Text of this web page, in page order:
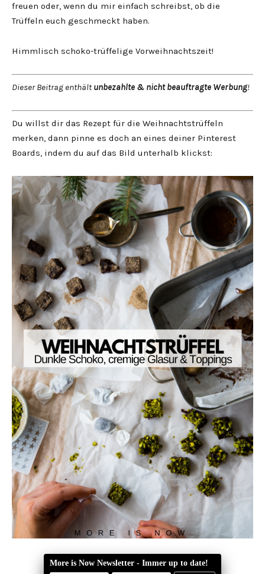
freuen oder, wenn du mir einfach schreibst, ob die
Trüffeln euch geschmeckt haben.
Himmlisch schoko-trüffelige Vorweihnachtszeit!
Dieser Beitrag enthältunbezahlte & nicht beauftragte Werbung!
Du willst dir das Rezept für die Weihnachtstrüffeln
merken, dann pinne es doch an eines deiner Pinterest
Boards, indem du auf das Bild unterhalb klickst:
More is Now Newsletter - Immer up to date!